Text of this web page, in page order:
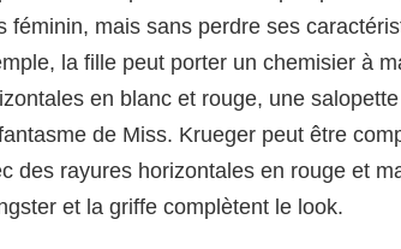
féminin, mais sans perdre ses
la fille peut porter un chemisier à
en blanc et rouge, une
de Miss. Krueger peut être
des rayures horizontales en rouge et
et la griffe complètent le look.